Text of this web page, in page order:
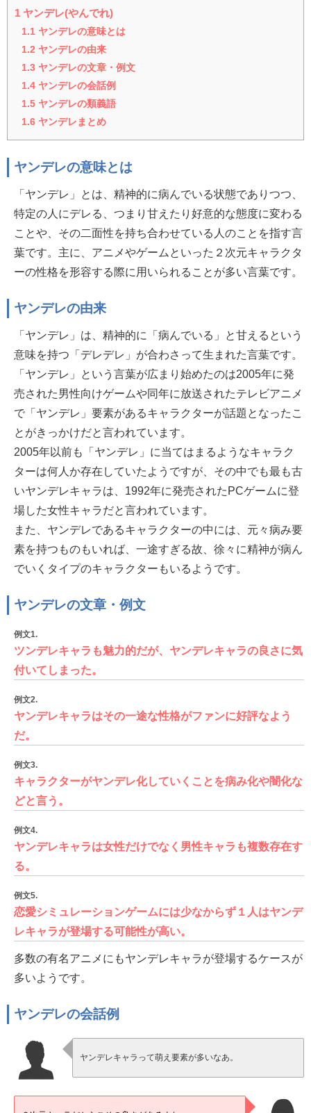
1 ヤンデレ(やんでれ)
1.1 ヤンデレの意味とは
1.2 ヤンデレの由来
1.3 ヤンデレの文章・例文
1.4 ヤンデレの会話例
1.5 ヤンデレの類義語
1.6 ヤンデレまとめ
ヤンデレの意味とは
「ヤンデレ」とは、精神的に病んでいる状態でありつつ、
特定の人にデレる、つまり甘えたり好意的な態度に変わる
ことや、その二面性を持ち合わせている人のことを指す言
葉です。主に、アニメやゲームといった２次元キャラクタ
ーの性格を形容する際に用いられることが多い言葉です。
ヤンデレの由来
「ヤンデレ」は、精神的に「病んでいる」と甘えるという
意味を持つ「デレデレ」が合わさって生まれた言葉です。
「ヤンデレ」という言葉が広まり始めたのは2005年に発
売された男性向けゲームや同年に放送されたテレビアニメ
で「ヤンデレ」要素があるキャラクターが話題となったこ
とがきっかけだと言われています。
2005年以前も「ヤンデレ」に当てはまるようなキャラク
ターは何人か存在していたようですが、その中でも最も古
いヤンデレキャラは、1992年に発売されたPCゲームに登
場した女性キャラだと言われています。
また、ヤンデレであるキャラクターの中には、元々病み要
素を持つものもいれば、一途すぎる故、徐々に精神が病ん
でいくタイプのキャラクターもいるようです。
ヤンデレの文章・例文
例文1.
ツンデレキャラも魅力的だが、ヤンデレキャラの良さに気
付いてしまった。
例文2.
ヤンデレキャラはその一途な性格がファンに好評なよう
だ。
例文3.
キャラクターがヤンデレ化していくことを病み化や闇化な
どと言う。
例文4.
ヤンデレキャラは女性だけでなく男性キャラも複数存在す
る。
例文5.
恋愛シミュレーションゲームには少なからず１人はヤンデ
レキャラが登場する可能性が高い。
多数の有名アニメにもヤンデレキャラが登場するケースが
多いようです。
ヤンデレの会話例
ヤンデレキャラって萌え要素が多いなあ。